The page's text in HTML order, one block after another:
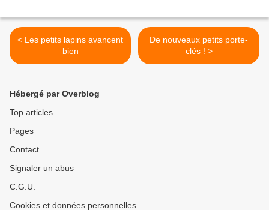
< Les petits lapins avancent
bien
De nouveaux petits porte-
clés ! >
Hébergé par Overblog
Top articles
Pages
Contact
Signaler un abus
C.G.U.
Cookies et données personnelles